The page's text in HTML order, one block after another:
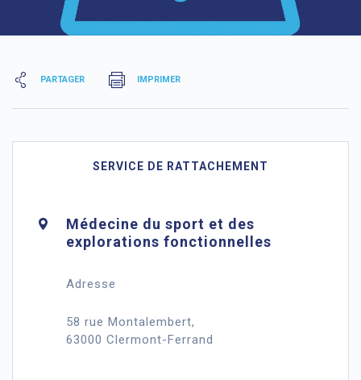
PARTAGER IMPRIMER
SERVICE DE RATTACHEMENT
Médecine du sport et des
explorations fonctionnelles
Adresse
58 rue Montalembert,
63000 Clermont-Ferrand